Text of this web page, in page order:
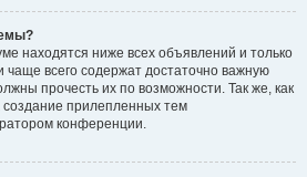
находятся ниже всех объявлений и только
чаще всего содержат достаточно важную
прочесть их по возможности. Так же, как
прилепленных тем
конференции.